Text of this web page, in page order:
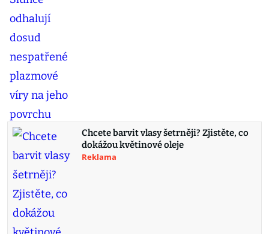
Chcete barvit vlasy šetrněji? Zjistěte, co
dokážou květinové oleje
Reklama